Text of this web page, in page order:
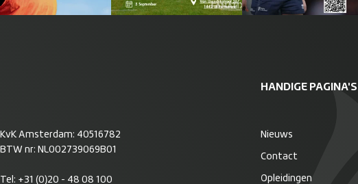
KvK Amsterdam: 40516782
BTW nr: NL002739069B01
Tel: +31 (0)20 - 48 08 100
HANDIGE PAGINA'S
Nieuws
Contact
Opleidingen